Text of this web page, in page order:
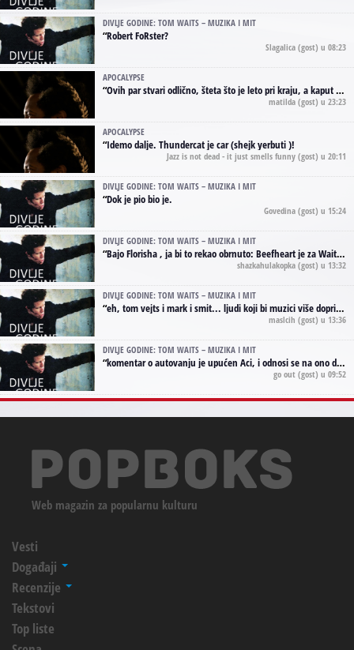
DIVLJE GODINE: TOM WAITS – MUZIKA I MIT
“Robert FoRster?
Slagalica (gost) u 08:23
APOCALYPSE
“Ovih par stvari odlično, šteta što je leto pri kraju, a kaput koji te vervoatno podseća na pirotski ćilim je iz tradicije Navaho indijanaca ;)
matilda (gost) u 23:23
APOCALYPSE
“Idemo dalje. Thundercat je car (shejk yerbuti )!
Jazz is not dead - it just smells funny (gost) u 20:11
DIVLJE GODINE: TOM WAITS – MUZIKA I MIT
“Dok je pio bio je.
Govedina (gost) u 15:24
DIVLJE GODINE: TOM WAITS – MUZIKA I MIT
“Bajo Florisha , ja bi to rekao obrnuto: Beefheart je za Waitsa, isto sto i Hendrix za Lenny Kravitza
shazkahulakopka (gost) u 13:32
DIVLJE GODINE: TOM WAITS – MUZIKA I MIT
“eh, tom vejts i mark i smit... ljudi koji bi muzici više doprineli da su radili kao vozači tramvaja u gsp-u.
maslcih (gost) u 13:36
DIVLJE GODINE: TOM WAITS – MUZIKA I MIT
“komentar o autovanju je upućen Aci, i odnosi se na ono drugo autovanje...'senzualnost Waitsa' ;)
go out (gost) u 09:52
Web magazin za popularnu kulturu
Vesti
Događaji
Recenzije
Tekstovi
Top liste